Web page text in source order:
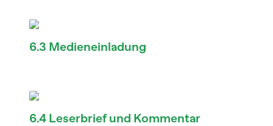
6.3 Medieneinladung
6.4 Leserbrief und Kommentar